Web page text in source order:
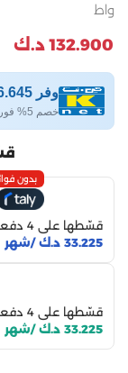
واط
132.900 د.ك
وفر 6.645 د.ك مع KNET
خصم 5% فوري عند الدفع عبر KNET
بدون
قسّطها على 4 دفعات
33.225 د.ك /شهر
قسّطها على 4 دفعات
33.225 د.ك /شهر